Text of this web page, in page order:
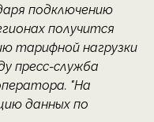
подключению
получится
тарифной нагрузки
пресс-служба
"На
данных по